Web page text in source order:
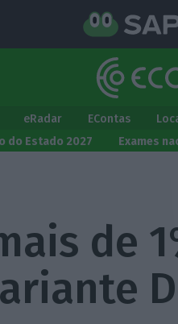
eRadar EContas
do Estado 2027 Exames
de